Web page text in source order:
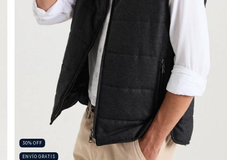
30% OFF
ENVÍO GRATIS